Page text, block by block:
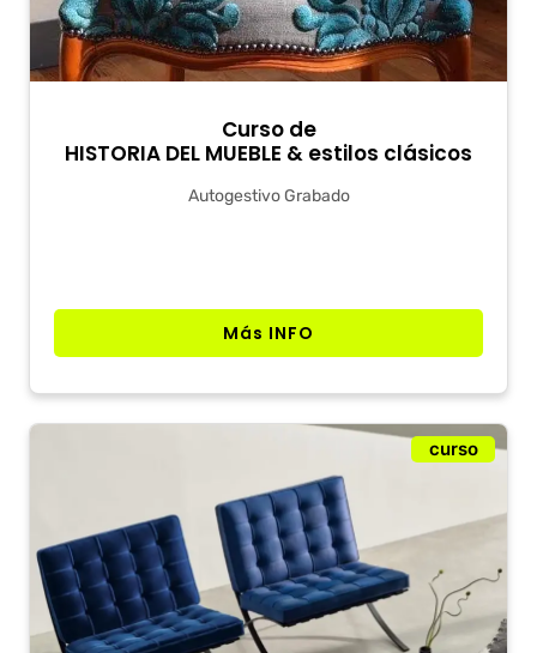
Curso de
HISTORIA DEL MUEBLE & estilos clásicos
Autogestivo Grabado
Más INFO
curso